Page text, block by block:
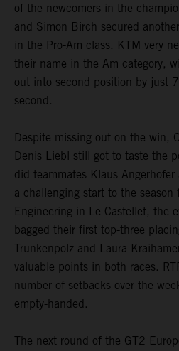
of the newcomers in the
and Simon Birch secured
in the Pro-Am class. KTM very
their name in the Am category,
out into second position by just
second.
Despite missing out on the win,
Denis Liebl still got to taste the
did teammates Klaus
a challenging start to the season
Engineering in Le Castellet, the
bagged their first top-three
Trunkenpolz and Laura
valuable points in both races.
number of setbacks over the
empty-handed.
The next round of the GT2